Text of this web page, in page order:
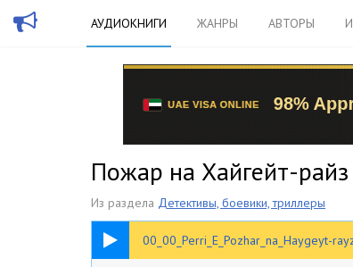
АУДИОКНИГИ ЖАНРЫ АВТОРЫ
Пожар на Хайгейт-
Из раздела Детективы, боевики, триллеры
00_00_Perri_E_Pozhar_na_Haygeyt-
00:30